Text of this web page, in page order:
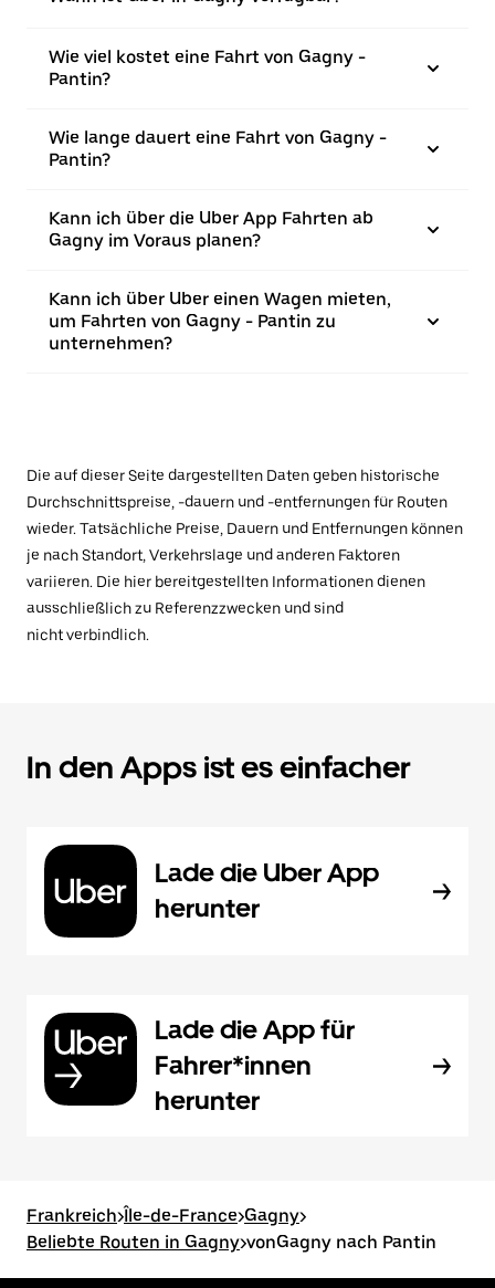
Wie viel kostet eine Fahrt von Gagny -
Pantin?
Wie lange dauert eine Fahrt von Gagny -
Pantin?
Kann ich über die Uber App Fahrten ab
Gagny im Voraus planen?
Kann ich über Uber einen Wagen mieten,
um Fahrten von Gagny - Pantin zu
unternehmen?
Die auf dieser Seite dargestellten Daten geben historische
Durchschnittspreise, -dauern und -entfernungen für Routen
wieder. Tatsächliche Preise, Dauern und Entfernungen können
je nach Standort, Verkehrslage und anderen Faktoren
variieren. Die hier bereitgestellten Informationen dienen
ausschließlich zu Referenzzwecken und sind
nicht verbindlich.
In den Apps ist es einfacher
Lade die Uber App
herunter
Lade die App für
Fahrer*innen
herunter
Frankreich>Île-de-France>Gagny>
Beliebte Routen in Gagny>vonGagny nach Pantin